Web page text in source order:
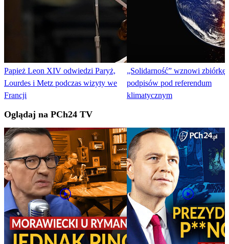
Papież Leon XIV odwiedzi Paryż,
Lourdes i Metz podczas wizyty we
Francji
„Solidarność” wznowi zbiórkę
podpisów pod referendum
klimatycznym
Oglądaj na PCh24 TV